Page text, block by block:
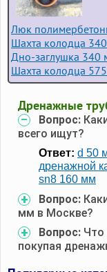
Люк
Шахта колодца
Дно-заглушка 340
Шахта колодца
Дренажные
Вопрос:
всего ищут?
Ответ: d 50
дренажной
sn8 160 мм
Вопрос:
мм в Москве?
Вопрос: Что
покупая